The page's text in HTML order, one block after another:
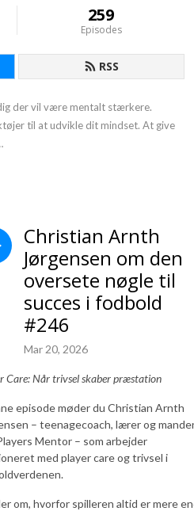
259
Episodes
RSS
der vil være mentalt stærkere.
til at udvikle dit mindset. At give
deres erfaringer.
være Superman eller en anden
mennesker som dig og mig, der har
i en given kontekst.
eller så lærer jeg.”
Christian Arnth
Jørgensen om den
oversete nøgle til
succes i fodbold
#246
Mar 20, 2026
Care: Når trivsel skaber præstation
episode møder du Christian Arnth
– teenagecoach, lærer og
Mentor – som arbejder
med player care og trivsel i
om, hvorfor spilleren altid er mere